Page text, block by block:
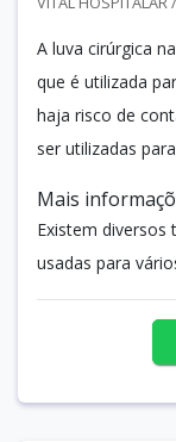
A luva cirúrgica
que é utilizada
haja risco de
ser utilizadas
Mais
Existem diversos
usadas para